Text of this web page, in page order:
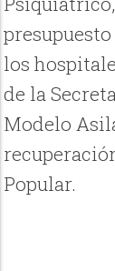
los
de la
Modelo
Popular.